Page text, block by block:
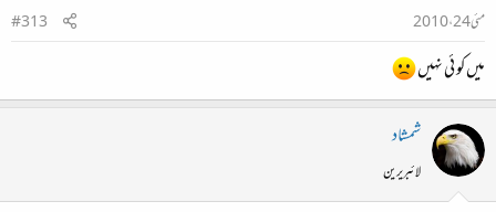
مئی 24، 2010
#313
میں کو ئی نہیں
شمشاد
لائبریرین